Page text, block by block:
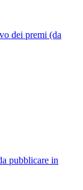
dei premi (da
pubblicare in